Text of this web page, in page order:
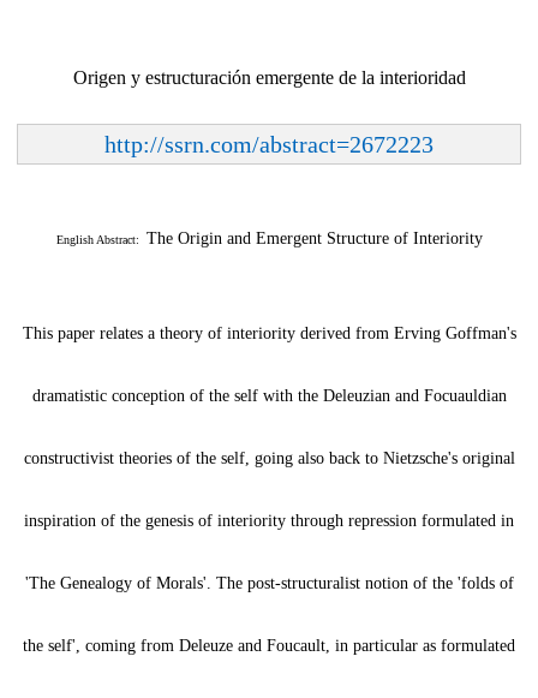
Origen y estructuración emergente de la interioridad
http://ssrn.com/abstract=2672223
English Abstract: The Origin and Emergent Structure of Interiority
This paper relates a theory of interiority derived from Erving Goffman's
dramatistic conception of the self with the Deleuzian and Focuauldian
constructivist theories of the self, going also back to Nietzsche's original
inspiration of the genesis of interiority through repression formulated in
'The Genealogy of Morals'. The post-structuralist notion of the 'folds of
the self', coming from Deleuze and Foucault, in particular as formulated